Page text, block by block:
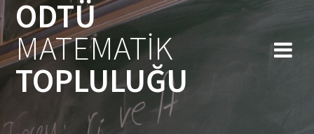
Skip
content
ODTÜ
MATEMATİK
TOPLULUĞU